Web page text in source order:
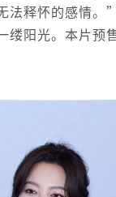
法释怀的感情
缕阳光。本片